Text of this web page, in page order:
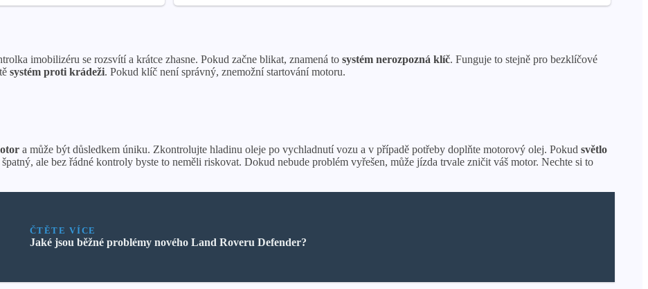
imobilizéru se rozsvítí a krátce zhasne. Pokud začne blikat, znamená to systém nerozpozná klíč. Funguje to stejně pro bezklíčové
systém proti krádeži. Pokud klíč není správný, znemožní startování motoru.
a může být důsledkem úniku. Zkontrolujte hladinu oleje po vychladnutí vozu a v případě potřeby doplňte motorový olej. Pokud světlo
ale bez řádné kontroly byste to neměli riskovat. Dokud nebude problém vyřešen, může jízda trvale zničit váš motor. Nechte si to
ČTĚTE VÍCE
Jaké jsou běžné problémy nového Land Roveru Defender?